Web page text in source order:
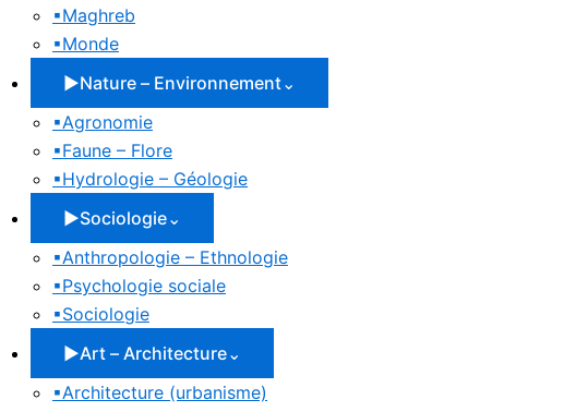
▪Maghreb
▪Monde
▶Nature – Environnement⌄
▪Agronomie
▪Faune – Flore
▪Hydrologie – Géologie
▶Sociologie⌄
▪Anthropologie – Ethnologie
▪Psychologie sociale
▪Sociologie
▶Art – Architecture⌄
▪Architecture (urbanisme)